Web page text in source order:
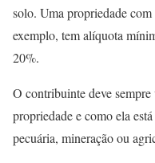
solo. Uma propriedade
exemplo, tem alíquota
20%.
O contribuinte deve
propriedade e como ela
pecuária, mineração ou